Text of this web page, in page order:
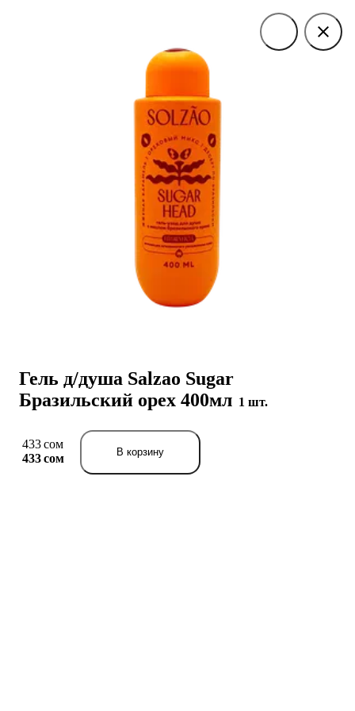
Гель д/душа Salzao Sugar
Бразильский орех 400мл 1 шт.
433 сом
433 сом
В корзину